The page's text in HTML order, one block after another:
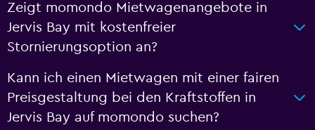
Zeigt momondo Mietwagenangebote in
Jervis Bay mit kostenfreier
Stornierungsoption an?
Kann ich einen Mietwagen mit einer fairen
Preisgestaltung bei den Kraftstoffen in
Jervis Bay auf momondo suchen?